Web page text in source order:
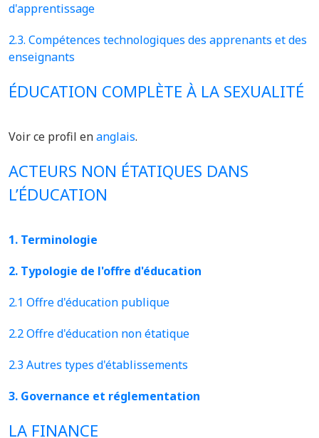
d'apprentissage
2.3. Compétences technologiques des apprenants et des
enseignants
ÉDUCATION COMPLÈTE À LA SEXUALITÉ
Voir ce profil enanglais.
ACTEURS NON ÉTATIQUES DANS
L’ÉDUCATION
1. Terminologie
2. Typologie de l'offre d'éducation
2.1 Offre d'éducation publique
2.2 Offre d'éducation non étatique
2.3 Autres types d'établissements
3. Governance et réglementation
LA FINANCE